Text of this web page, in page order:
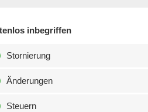
inbegriffen
Stornierung
Änderungen
Steuern